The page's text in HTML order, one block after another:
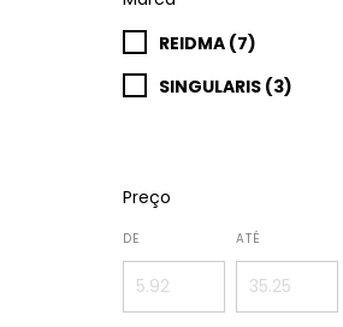
REIDMA (7)
SINGULARIS (3)
Preço
DE ATÉ